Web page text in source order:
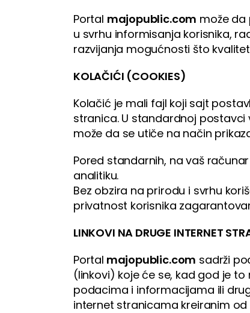
Portal majopublic.com može da
u svrhu informisanja korisnika,
razvijanja mogućnosti što
KOLAČIĆI (COOKIES)
Kolačić je mali fajl koji sajt
stranica. U standardnoj
može da se utiče na način
Pored standarnih, na vaš
analitiku.
Bez obzira na prirodu i svrhu
privatnost korisnika
LINKOVI NA DRUGE INTERNET
Portal majopublic.com sadrži
(linkovi) koje će se, kad god je
podacima i informacijama ili
internet stranicama kreiranim